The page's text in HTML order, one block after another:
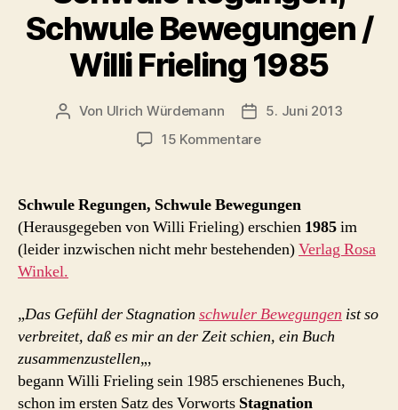
Schwule Bewegungen /
Willi Frieling 1985
Beitragsautor
Von Ulrich Würdemann Beitragsdatum
5. Juni 2013
15 Kommentarezu
Bewegungen
/
Willi
Schwule Regungen, Schwule Bewegungen
(Herausgegeben von Willi Frieling) erschien 1985im
(leider inzwischen nicht mehr bestehenden)Verlag Rosa
Winkel.
„Das Gefühl der Stagnation schwuler Bewegungen ist so
verbreitet, daß es mir an der Zeit schien, ein Buch
zusammenzustellen„,
begann Willi Frieling sein 1985 erschienenes Buch,
schon im ersten Satz des Vorworts Stagnation